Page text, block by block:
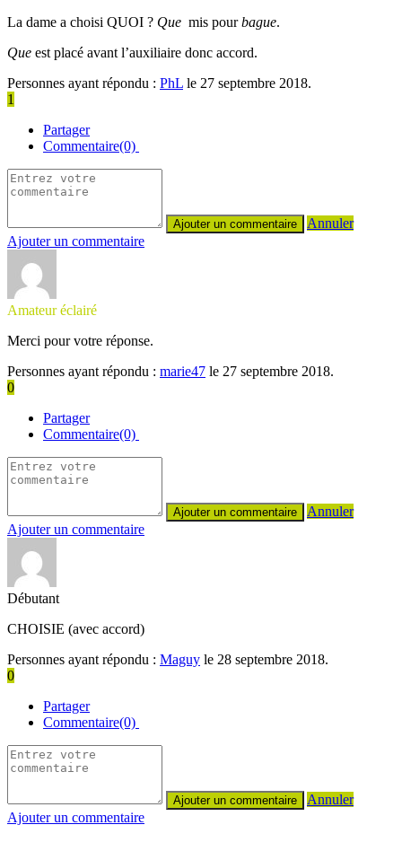
La dame a choisi QUOI ? Que mis pourbague.
Que est placé avant l’auxiliaire donc accord.
Personnes ayant répondu : PhL le 27 septembre 2018.
1
Partager
Commentaire(0)
Annuler
Ajouter un commentaire
Amateur éclairé
Merci pour votre réponse.
Personnes ayant répondu : marie47 le 27 septembre 2018.
0
Partager
Commentaire(0)
Annuler
Ajouter un commentaire
Débutant
CHOISIE (avec accord)
Personnes ayant répondu : Maguy le 28 septembre 2018.
0
Partager
Commentaire(0)
Annuler
Ajouter un commentaire